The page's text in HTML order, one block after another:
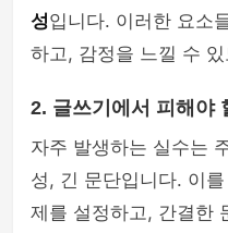
성입니다. 이러한 요소
하고, 감정을 느낄 수
2. 글쓰기에서 피해야
자주 발생하는 실수는
성, 긴 문단입니다. 이
제를 설정하고, 간결한